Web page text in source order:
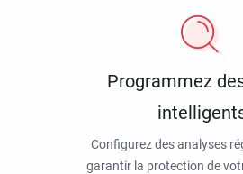
Programmez
Configurez des analyses
garantir la protection de